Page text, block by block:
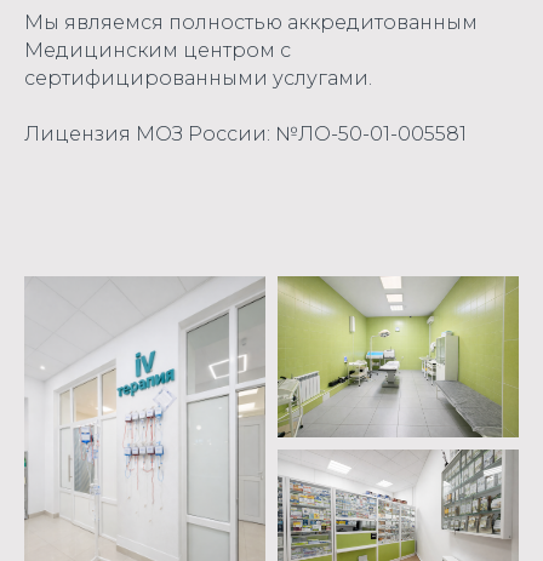
Мы являемся полностью аккредитованным
Медицинским центром с
сертифицированными услугами.
Лицензия МОЗ России: №ЛО-50-01-005581